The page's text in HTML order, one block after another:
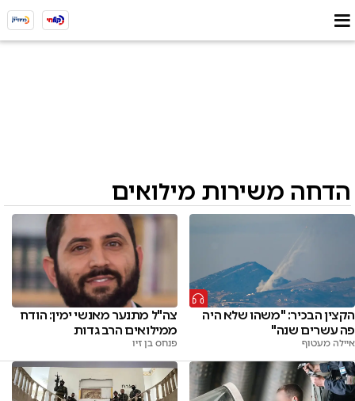
הדחה משירות מילואים
הקצין הבכיר: "משהו שלא היה
פה עשרים שנה"
איילה מעטוף
צה"ל מתנער מאנשי ימין: הודח
ממילואים הרב גדות
פנחס בן זיו